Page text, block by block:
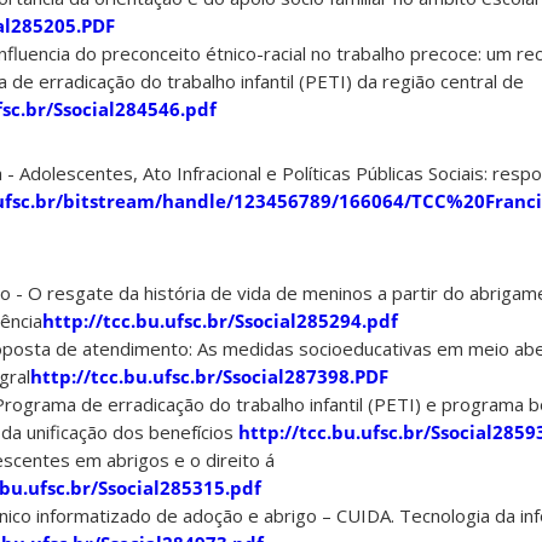
do preconceito étnico-racial no trabalho precoce: um
de erradicação do trabalho infantil (PETI) da região central de
Ssocial284546.pdf
Adolescentes, Ato Infracional e Políticas Públicas Sociais:
bitstream/handle/123456789/166064/
- O resgate da história de vida de meninos a partir do
http://tcc.bu.ufsc.br/Ssocial285294.pdf
de atendimento: As medidas socioeducativas em meio
http://tcc.bu.ufsc.br/Ssocial287398.PDF
de erradicação do trabalho infantil (PETI) e programa
unificação dos benefícios http://tcc.bu.ufsc.br/
em abrigos e o direito á
Ssocial285315.pdf
informatizado de adoção e abrigo – CUIDA. Tecnologia da